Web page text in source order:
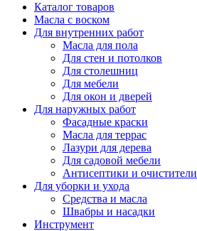
Каталог товаров
Масла с воском
Для внутренних работ
Масла для пола
Для стен и потолков
Для столешниц
Для мебели
Для окон и дверей
Для наружных работ
Фасадные краски
Масла для террас
Лазури для дерева
Для садовой мебели
Антисептики и очистители
Для уборки и ухода
Средства и масла
Швабры и наcадки
Инструмент